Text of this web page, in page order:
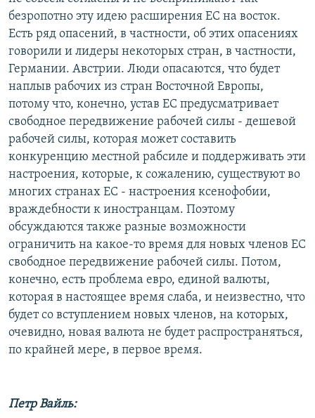
безропотно эту идею расширения ЕС на восток.
Есть ряд опасений, в частности, об этих опасениях
говорили и лидеры некоторых стран, в частности,
Германии. Австрии. Люди опасаются, что будет
наплыв рабочих из стран Восточной Европы,
потому что, конечно, устав ЕС предусматривает
свободное передвижение рабочей силы - дешевой
рабочей силы, которая может составить
конкуренцию местной рабсиле и поддерживать эти
настроения, которые, к сожалению, существуют во
многих странах ЕС - настроения ксенофобии,
враждебности к иностранцам. Поэтому
обсуждаются также разные возможности
ограничить на какое-то время для новых членов ЕС
свободное передвижение рабочей силы. Потом,
конечно, есть проблема евро, единой валюты,
которая в настоящее время слаба, и неизвестно, что
будет со вступлением новых членов, на которых,
очевидно, новая валюта не будет распространяться,
по крайней мере, в первое время.
Петр Вайль: